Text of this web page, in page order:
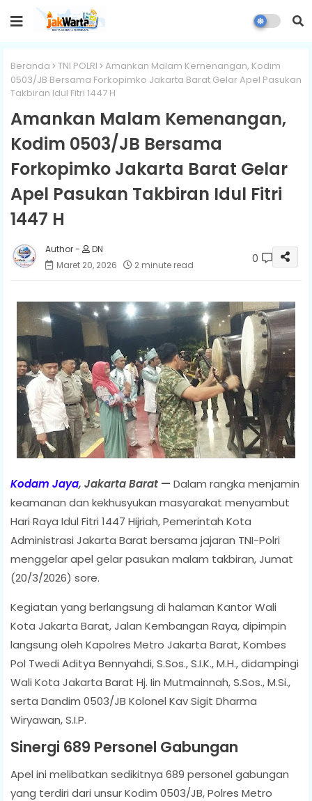
Beranda TNI POLRI
Amankan Malam Kemenangan, Kodim
0503/JB Bersama Forkopimko Jakarta Barat Gelar Apel Pasukan
Takbiran Idul Fitri 1447 H
Amankan Malam Kemenangan,
Kodim 0503/JB Bersama
Forkopimko Jakarta Barat Gelar
Apel Pasukan Takbiran Idul Fitri
1447 H
DN
Maret 20, 2026
2 minute read 0
Kodam Jaya, Jakarta Barat — Dalam rangka menjamin
keamanan dan kekhusyukan masyarakat menyambut
Hari Raya Idul Fitri 1447 Hijriah, Pemerintah Kota
Administrasi Jakarta Barat bersama jajaran TNI-Polri
menggelar apel gelar pasukan malam takbiran, Jumat
(20/3/2026) sore.
Kegiatan yang berlangsung di halaman Kantor Wali
Kota Jakarta Barat, Jalan Kembangan Raya, dipimpin
langsung oleh Kapolres Metro Jakarta Barat, Kombes
Pol Twedi Aditya Bennyahdi, S.Sos., S.I.K., M.H., didampingi
Wali Kota Jakarta Barat Hj. Iin Mutmainnah, S.Sos., M.Si.,
serta Dandim 0503/JB Kolonel Kav Sigit Dharma
Wiryawan, S.I.P.
Sinergi 689 Personel Gabungan
Apel ini melibatkan sedikitnya 689 personel gabungan
yang terdiri dari unsur Kodim 0503/JB, Polres Metro